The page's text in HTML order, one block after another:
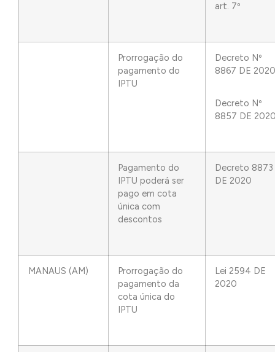
art. 7º
Prorrogação do
pagamento do
IPTU
Decreto Nº
8867 DE 2020
Decreto Nº
8857 DE
Pagamento do
IPTU poderá ser
pago em cota
única com
descontos
Decreto 8873
DE 2020
MANAUS (AM)
Prorrogação do
pagamento da
cota única do
IPTU
Lei 2594 DE
2020